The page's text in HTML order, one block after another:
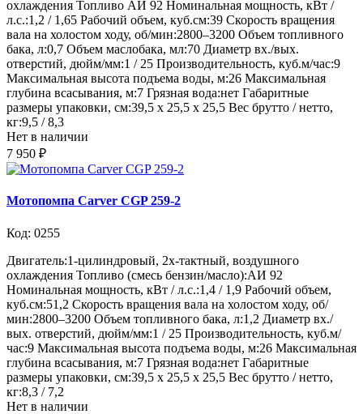
охлаждения Топливо АИ 92 Номинальная мощность, кВт /
л.с.:1,2 / 1,65 Рабочий объем, куб.см:39 Скорость вращения
вала на холостом ходу, об/мин:2800–3200 Объем топливного
бака, л:0,7 Объем маслобака, мл:70 Диаметр вх./вых.
отверстий, дюйм/мм:1 / 25 Производительность, куб.м/час:9
Максимальная высота подъема воды, м:26 Максимальная
глубина всасывания, м:7 Грязная вода:нет Габаритные
размеры упаковки, см:39,5 х 25,5 х 25,5 Вес брутто / нетто,
кг:9,5 / 8,3
Нет в наличии
7 950 ₽
Мотопомпа Carver CGP 259-2
Код: 0255
Двигатель:1-цилиндровый, 2х-тактный, воздушного
охлаждения Топливо (смесь бензин/масло):АИ 92
Номинальная мощность, кВт / л.с.:1,4 / 1,9 Рабочий объем,
куб.см:51,2 Скорость вращения вала на холостом ходу, об/
мин:2800–3200 Объем топливного бака, л:1,2 Диаметр вх./
вых. отверстий, дюйм/мм:1 / 25 Производительность, куб.м/
час:9 Максимальная высота подъема воды, м:26 Максимальная
глубина всасывания, м:7 Грязная вода:нет Габаритные
размеры упаковки, см:39,5 х 25,5 х 25,5 Вес брутто / нетто,
кг:8,3 / 7,2
Нет в наличии